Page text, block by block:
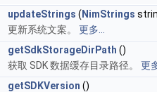
updateStrings ( NimStrings
更新系统文案。 更多...
getSdkStorageDirPath ()
获取 SDK 数据缓存目录路径。 更
getSDKVersion ()